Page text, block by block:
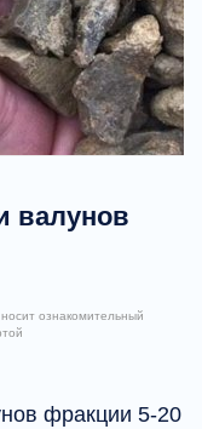
валунов
ознакомительный
фракции 5-20